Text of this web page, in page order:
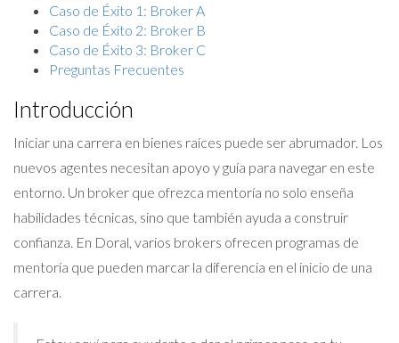
Caso de Éxito 1: Broker A
Caso de Éxito 2: Broker B
Caso de Éxito 3: Broker C
Preguntas Frecuentes
Introducción
Iniciar una carrera en bienes raíces puede ser abrumador. Los
nuevos agentes necesitan apoyo y guía para navegar en este
entorno. Un broker que ofrezca mentoría no solo enseña
habilidades técnicas, sino que también ayuda a construir
confianza. En Doral, varios brokers ofrecen programas de
mentoría que pueden marcar la diferencia en el inicio de una
carrera.